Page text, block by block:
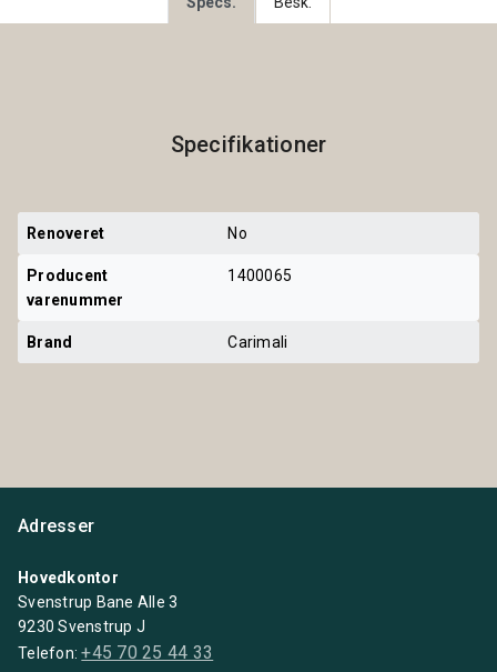
Specifikationer
Renoveret No
Producent
varenummer
1400065
Brand Carimali
Adresser
Hovedkontor
Svenstrup Bane Alle 3
9230 Svenstrup J
Telefon:+45 70 25 44 33